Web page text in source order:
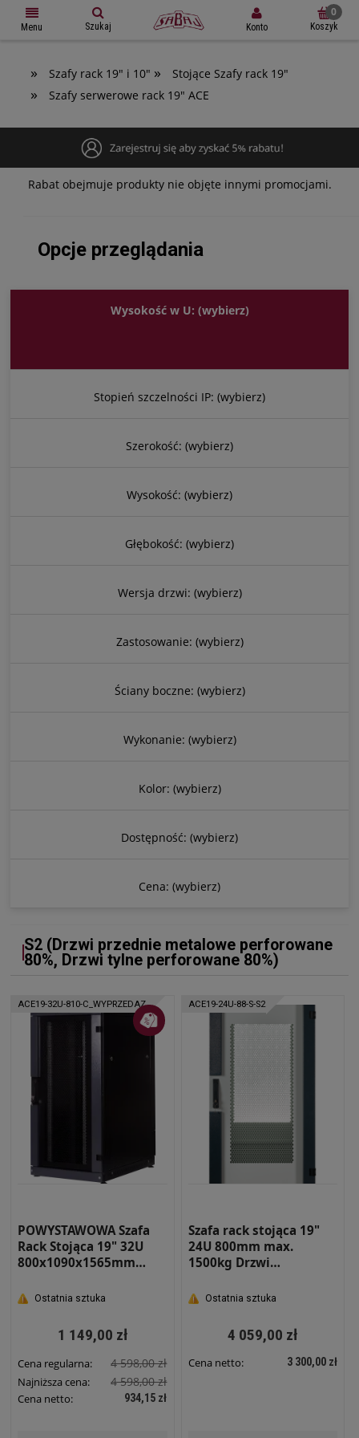
Menu Szukaj Konto Koszyk
» Szafy rack 19" i 10" » Stojące Szafy rack 19"
» Szafy serwerowe rack 19" ACE
Rabat obejmuje produkty nie objęte innymi promocjami.
Opcje przeglądania
Wysokość w U: (wybierz)
Stopień szczelności IP: (wybierz)
Szerokość: (wybierz)
Wysokość: (wybierz)
Głębokość: (wybierz)
Wersja drzwi: (wybierz)
Zastosowanie: (wybierz)
Ściany boczne: (wybierz)
Wykonanie: (wybierz)
Kolor: (wybierz)
Dostępność: (wybierz)
Cena: (wybierz)
S2 (Drzwi przednie metalowe perforowane
80%, Drzwi tylne perforowane 80%)
ACE19-32U-810-C_WYPRZEDAZ
POWYSTAWOWA Szafa
Rack Stojąca 19" 32U
800x1090x1565mm
Serwerowa
Ostatnia sztuka
1 149,00 zł
Cena regularna: 4 598,00 zł
Najniższa cena: 4 598,00 zł
Cena netto: 934,15 zł
ACE19-24U-88-S-S2
Szafa rack stojąca 19"
24U 800mm max.
1500kg Drzwi
Metalowa Szara
Ostatnia sztuka
4 059,00 zł
Cena netto: 3 300,00 zł